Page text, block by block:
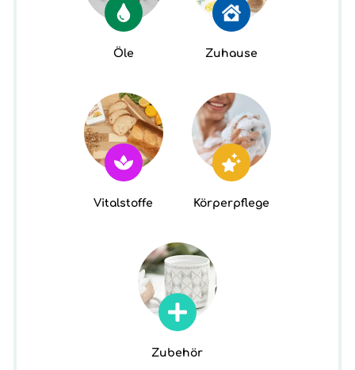
Öle Zuhause
Vitalstoffe Körperpflege
Zubehör